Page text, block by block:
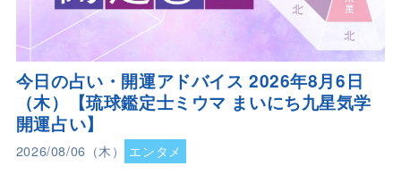
今日の占い・開運アドバイス 2026年8月6日
（木）【琉球鑑定士ミウマ まいにち九星気学
開運占い】
2026/08/06（木） エンタメ